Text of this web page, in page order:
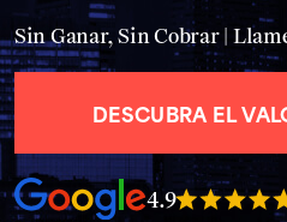
Sin Ganar, Sin Cobrar |
DESCUBRA EL
4.9